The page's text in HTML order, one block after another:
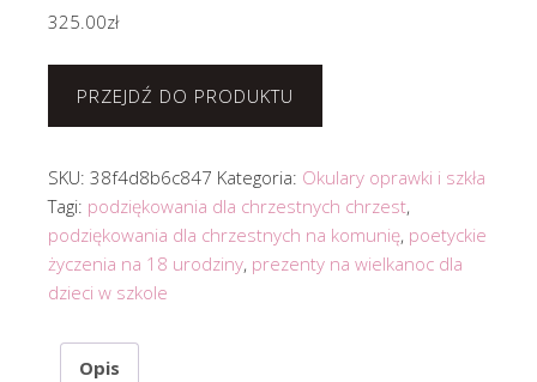
325.00zł
PRZEJDŹ DO PRODUKTU
SKU: 38f4d8b6c847 Kategoria: Okulary oprawki i szkła
Tagi: podziękowania dla chrzestnych chrzest,
podziękowania dla chrzestnych na komunię, poetyckie
życzenia na 18 urodziny, prezenty na wielkanoc dla
dzieci w szkole
Opis